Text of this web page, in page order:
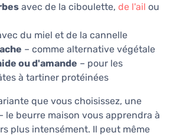
avec de la ciboulette, de l'ail ou
du miel et de la cannelle
– comme alternative végétale
ou d'amande – pour les
à tartiner protéinées
que vous choisissez, une
le beurre maison vous apprendra à
plus intensément. Il peut même